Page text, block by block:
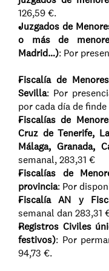
126,59 €.
Juzgados de
o más de
Madrid…): Por
Fiscalía de
Sevilla: Por
por cada día de
Fiscalías de
Cruz de Tenerife,
Málaga, Granada,
semanal, 283,31 €
Fiscalías de
provincia: Por
Fiscalía AN y
semanal dan 283,31
Registros Civiles
festivos): Por
94,73 €.